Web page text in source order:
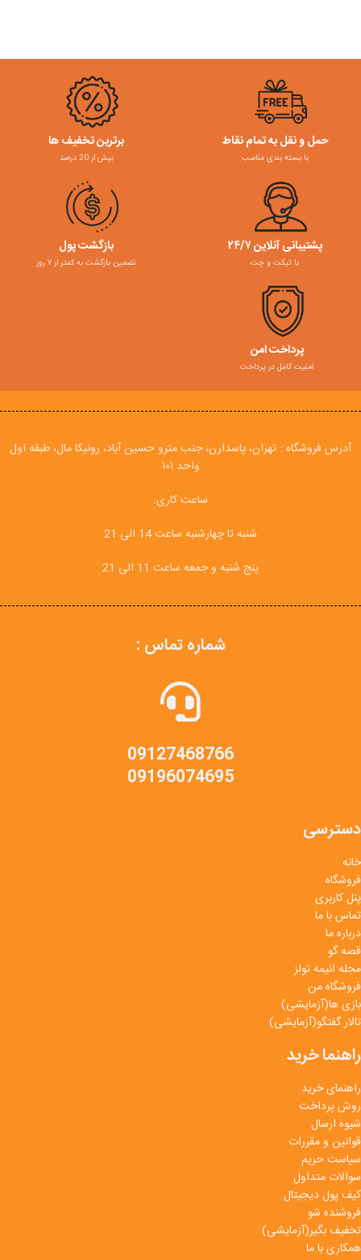
حمل و نقل به تمام نقاط
با بسته بندی مناسب
برترین تخفیف ها
بیش از 20 درصد
پشتیبانی آنلاین ۲۴/۷
با تیکت و چت
بازگشت پول
تضمین بازگشت به کمتر از ۷ روز
پرداخت امن
امنیت کامل در پرداخت
آدرس فروشگاه : تهران، پاسدارن، جنب مترو حسین آباد، رونیکا مال، طبقه اول
واحد ۱۰۱
ساعت کاری:
شنبه تا چهارشنبه ساعت 14 الی 21
پنج شنبه و جمعه ساعت 11 الی 21
شماره تماس :
09127468766
09196074695
دسترسی
خانه
فروشگاه
پنل کاربری
تماس با ما
درباره ما
قصه گو
مجله انیمه تولز
فروشگاه من
بازی ها(آزمایشی)
تالار گفتگو(آزمایشی)
راهنما خرید
راهنمای خرید
روش پرداخت
شیوه ارسال
قوانین و مقررات
سیاست حریم
سوالات متداول
کیف پول دیجیتال
فروشنده شو
تخفیف بگیر(آزمایشی)
همکاری با ما